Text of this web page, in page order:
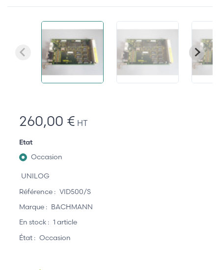
260,00 € HT
Etat
Occasion
UNILOG
Référence : VID500/S
Marque : BACHMANN
En stock : 1 article
État : Occasion